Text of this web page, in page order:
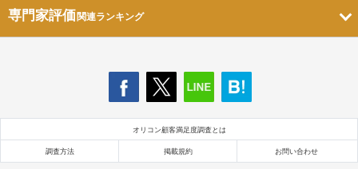
専門家評価関連ランキング
オリコン顧客満足度調査とは
調査方法 掲載規約 お問い合わせ